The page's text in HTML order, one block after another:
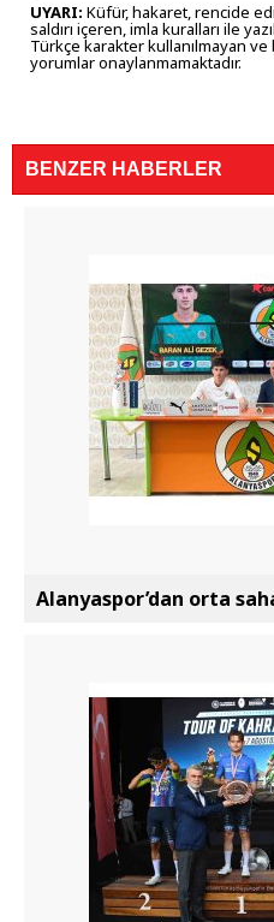
UYARI: Küfür, hakaret, rencide
saldırı içeren, imla kuralları ile
Türkçe karakter kullanılmayan ve
yorumlar onaylanmamaktadır.
BENZER HABERLER
Alanyaspor’dan orta